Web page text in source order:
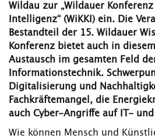
Wildau zur „Wildauer
Intelligenz“ (WiKKI) ein. Die
Bestandteil der 15. Wildauer
Konferenz bietet auch in
Austausch im gesamten Feld
Informationstechnik.
Digitalisierung und
Fachkräftemangel, die
auch Cyber-Angriffe auf IT-
Wie können Mensch und